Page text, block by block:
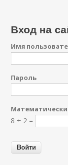
Вход на
Имя
Пароль
8 + 2 =